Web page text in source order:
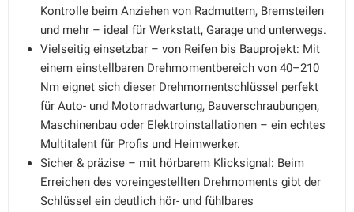
Kontrolle beim Anziehen von Radmuttern, Bremsteilen
und mehr – ideal für Werkstatt, Garage und unterwegs.
Vielseitig einsetzbar – von Reifen bis Bauprojekt: Mit
einem einstellbaren Drehmomentbereich von 40–210
Nm eignet sich dieser Drehmomentschlüssel perfekt
für Auto- und Motorradwartung, Bauverschraubungen,
Maschinenbau oder Elektroinstallationen – ein echtes
Multitalent für Profis und Heimwerker.
Sicher & präzise – mit hörbarem Klicksignal: Beim
Erreichen des voreingestellten Drehmoments gibt der
Schlüssel ein deutlich hör- und fühlbares